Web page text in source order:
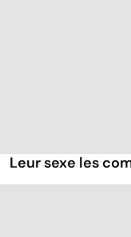
Leur sexe les